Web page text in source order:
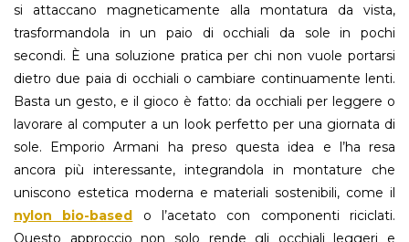
si attaccano magneticamente alla montatura da vista,
trasformandola in un paio di occhiali da sole in pochi
secondi. È una soluzione pratica per chi non vuole portarsi
dietro due paia di occhiali o cambiare continuamente lenti.
Basta un gesto, e il gioco è fatto: da occhiali per leggere o
lavorare al computer a un look perfetto per una giornata di
sole. Emporio Armani ha preso questa idea e l’ha resa
ancora più interessante, integrandola in montature che
uniscono estetica moderna e materiali sostenibili, come il
nylon bio-based o l’acetato con componenti riciclati.
Questo approccio non solo rende gli occhiali leggeri e